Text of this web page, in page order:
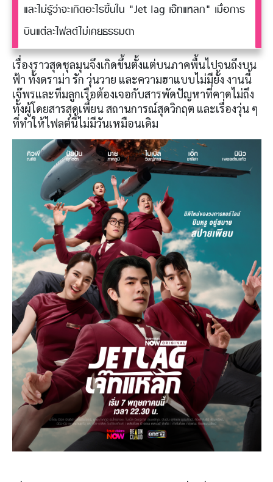
และไม่รู้ว่าจะเกิดอะไรขึ้นใน "Jet lag เจ๊ทแหลก" เมื่อการ
บินแต่ละไฟลต์ไม่เคยธรรมดา
เรื่องราวสุดชุลมุนจึงเกิดขึ้นตั้งแต่บนภาคพื้นไปจนถึงบน
ฟ้า ทั้งดราม่า รัก วุ่นวาย และความฮาแบบไม่มียั้ง งานนี้
เจ๊พรและทีมลูกเรือต้องเจอกับสารพัดปัญหาที่คาดไม่ถึง
ทั้งผู้โดยสารสุดเพี้ยน สถานการณ์สุดวิกฤต และเรื่องวุ่น ๆ
ที่ทำให้ไฟลต์นี้ไม่มีวันเหมือนเดิม